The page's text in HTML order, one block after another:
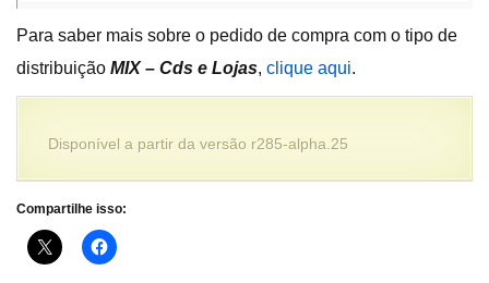
Para saber mais sobre o pedido de compra com o tipo de
distribuição MIX – Cds e Lojas, clique aqui.
Disponível a partir da versão r285-alpha.25
Compartilhe isso: